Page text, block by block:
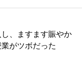
、ますます賑やか
がツボだった